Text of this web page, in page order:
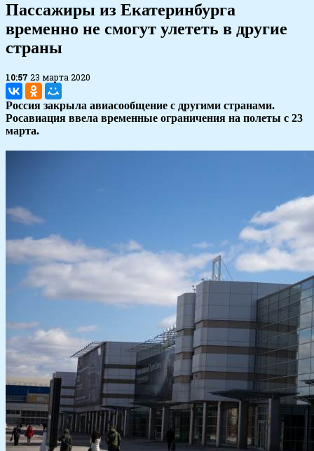
Пассажиры из Екатеринбурга
временно не смогут улететь в другие
страны
10:57 23 марта 2020
Россия закрыла авиасообщение с другими странами.
Росавиация ввела временные ограничения на полеты с 23
марта.